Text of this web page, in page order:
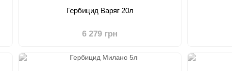
Гербицид Варяг 20л
6 279 грн